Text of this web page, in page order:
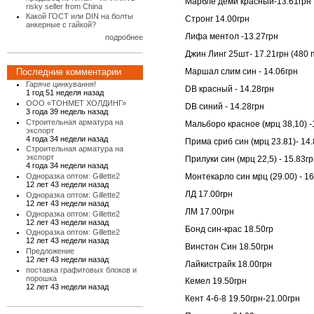
risky seller from China
Какой ГОСТ или DIN на болты
анкерные с гайкой?
подробнее
Последние комментарии
Гаряче цинкування!
1 год 51 неделя назад
ООО «ТОНМЕТ ХОЛДИНГ»
3 года 39 недель назад
Строительная арматура на
экспорт
4 года 34 недели назад
Строительная арматура на
экспорт
4 года 34 недели назад
Одноразка оптом: Gillette2
12 лет 43 недели назад
Одноразка оптом: Gillette2
12 лет 43 недели назад
Одноразка оптом: Gillette2
12 лет 43 недели назад
Одноразка оптом: Gillette2
12 лет 43 недели назад
Предложение
12 лет 43 недели назад
поставка графитовых блоков и
порошка
12 лет 43 недели назад
Стронг 14.00грн
Лифа ментол -13.27грн
Джин Линг 25шт- 17.21грн (480
Маршал слим син - 14.06грн
DB красный - 14.28грн
DB синий - 14.28грн
Мальборо красное (мрц 38,10) -
Прима сриб син (мрц 23.81)-
Прилуки син (мрц 22,5) -
Монтекарло син мрц (29.00) -
ЛД 17.00грн
ЛМ 17.00грн
Бонд син-крас 18.50гр
Винстон Син 18.50грн
Лайкистрайк 18.00грн
Кемел 19.50грн
Кент 4-6-8 19.50грн-21.00грн